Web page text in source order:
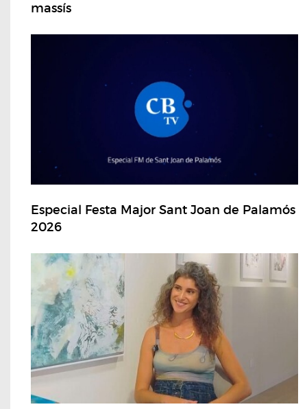
massís
Especial Festa Major Sant Joan de Palamós
2026